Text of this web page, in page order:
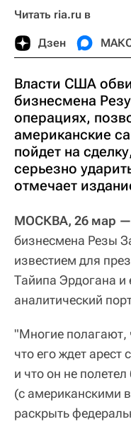
Читать ria.ru в
Дзен
Власти США
бизнесмена
операциях,
американские
пойдет на
серьезно
отмечает
МОСКВА, 26 мар
бизнесмена Резы
известием для
Тайипа Эрдогана и
аналитический
"Многие полагают,
что его ждет
и что он не
(с американскими
раскрыть